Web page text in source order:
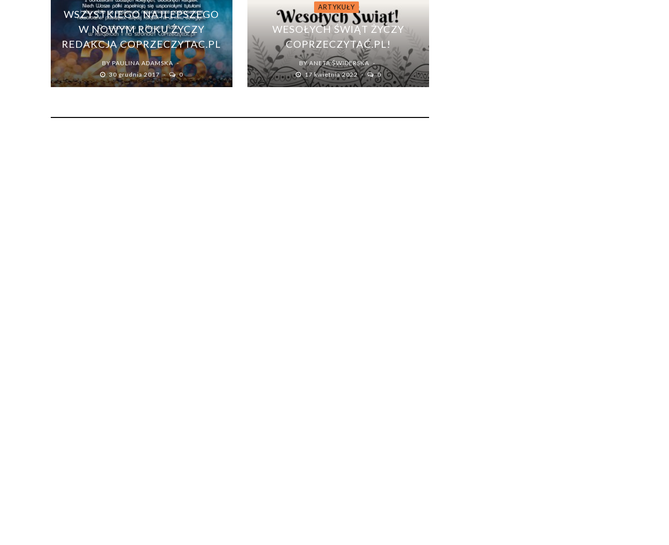
WSZYSTKIEGO NAJLEPSZEGO
W NOWYM ROKU ŻYCZY
REDAKCJA COPRZECZYTAC.PL
BYPAULINA ADAMSKA
30 grudnia 2017
0
ARTYKUŁY
WESOŁYCH ŚWIĄT ŻYCZY
COPRZECZYTAĆ.PL!
BYANETA ŚWIDERSKA
17 kwietnia 2022
0